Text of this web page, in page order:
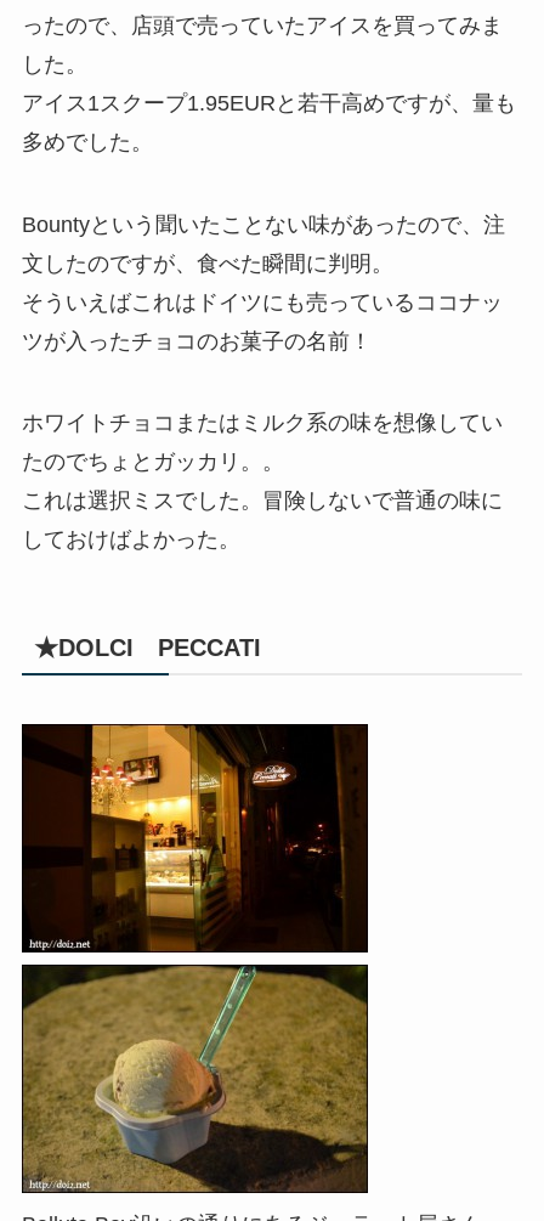
ったので、店頭で売っていたアイスを買ってみま
した。
アイス1スクープ1.95EURと若干高めですが、量も
多めでした。
Bountyという聞いたことない味があったので、注
文したのですが、食べた瞬間に判明。
そういえばこれはドイツにも売っているココナッ
ツが入ったチョコのお菓子の名前！
ホワイトチョコまたはミルク系の味を想像してい
たのでちょとガッカリ。。
これは選択ミスでした。冒険しないで普通の味に
しておけばよかった。
★DOLCI PECCATI